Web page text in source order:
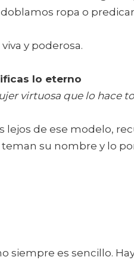
ropa o
y poderosa.
lo eterno
virtuosa que lo hace
de ese modelo,
su nombre y lo
siempre es sencillo.